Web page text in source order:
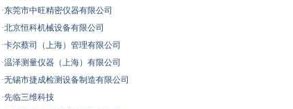
·东莞市中旺精密仪器有限公司
·北京恒科机械设备有限公司
·卡尔蔡司（上海）管理有限公司
·温泽测量仪器（上海）有限公司
·无锡市捷成检测设备制造有限公司
·先临三维科技